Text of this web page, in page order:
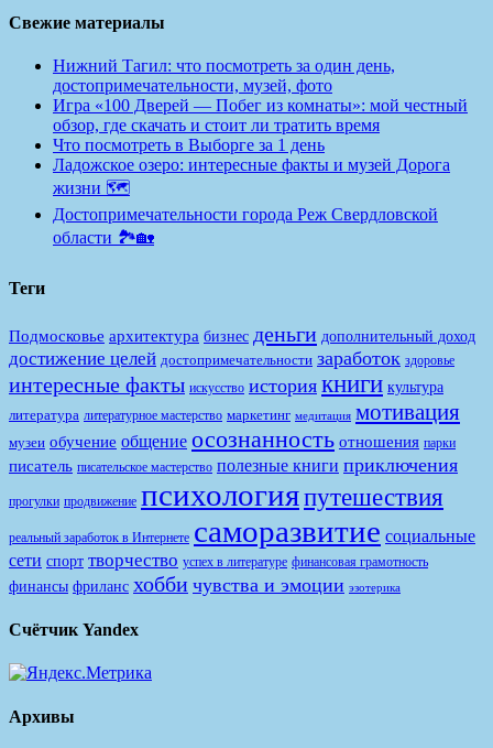
Свежие материалы
Нижний Тагил: что посмотреть за один день,
достопримечательности, музей, фото
Игра «100 Дверей — Побег из комнаты»: мой честный
обзор, где скачать и стоит ли тратить время
Что посмотреть в Выборге за 1 день
Ладожское озеро: интересные факты и музей Дорога
жизни 🗺️
Достопримечательности города Реж Свердловской
области 🏞️🏡
Теги
Подмосковье архитектура бизнес деньги дополнительный доход
достижение целей достопримечательности заработок здоровье
интересные факты искусство история книги культура
литература литературное мастерство маркетинг медитация мотивация
музеи обучение общение осознанность отношения парки
писатель писательское мастерство полезные книги приключения
прогулки продвижение психологияпутешествия
реальный заработок в Интернете саморазвитие социальные
сети спорт творчество успех в литературе финансовая грамотность
финансы фриланс хобби чувства и эмоции эзотерика
Счётчик Yandex
Архивы